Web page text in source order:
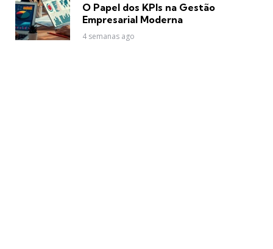
O Papel dos KPIs na Gestão
Empresarial Moderna
4 semanas ago